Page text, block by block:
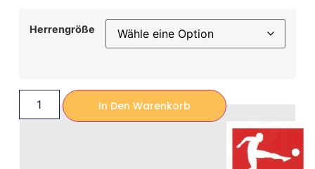
Herrengröße
In Den Warenkorb